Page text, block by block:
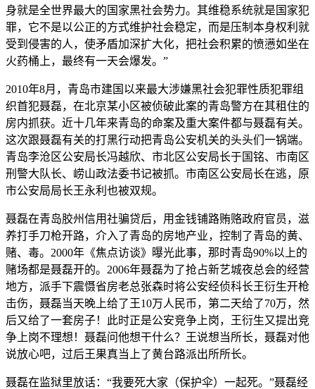
身就是全世界最大的国家黑社会势力。其维稳系统就是国家犯
罪，它不是以公正的方式维护社会稳定，而是压制本身权利就
受到侵害的人，使矛盾加深扩大化，把社会积累的愤懑如坐在
火药桶上，最终有一天会爆发。”
2010年8月，青岛市建国以来最大涉嫌黑社会犯罪性质犯罪组
织首犯聂磊，在北京某小区被侦破此案的青岛警方在其租住的
房内抓获。近十几年来青岛的命案及重大案件都与聂磊有关。
这次跟聂磊有关的打黑行动把青岛公安机关的头头们一锅端。
青岛李沧区公安局长冯越欣、市北区公安局长于国铭、市南区
刑警大队长、崂山政法委书记被抓。市南区公安局长在逃，原
市公安局局长王永利也被双规。
聂磊在青岛胶州信用社骗贷后，用金钱铺路贿赂政府官员，滋
养打手刀枪开路，介入了青岛的房地产业，控制了青岛的黄、
赌、毒。2000年《焦点访谈》曝光此事，那时青岛90%以上的
赌场都是聂磊开的。2006年聂磊为了抢占新艺城夜总会的经营
地方，派手下震慑省房老总张森时将公安经侦科长王衍生开枪
击伤，聂磊当天晚上给了王10万人民币，第二天给了70万，然
后又给了一套房子！此时正是公安竞争上岗，王衍生又提出竞
争上岗不理想！聂磊问他想干什么？王说想当所长，聂磊对他
说放心吧，过后王果真当上了黄台路派出所所长。
聂磊在监狱里放话：“我要死大家（保护伞）一起死。”聂磊经